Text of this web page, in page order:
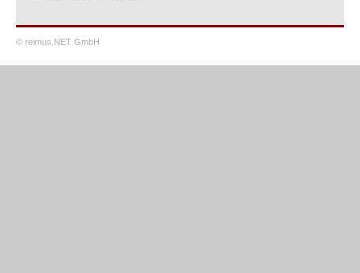
© reimus.NET GmbH